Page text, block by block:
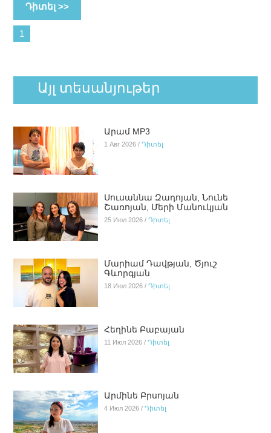
Դիտել >>
1
Այլ տեսանյութեր
Արամ MP3
1 Авг 2026 /Դիտել
Սուսաննա Զադոյան, Նունե
Շառոյան, Մերի Մանուկյան
25 Июл 2026 /Դիտել
Մարիամ Դավթյան, Ծյուշ
Գևորգյան
18 Июл 2026 /Դիտել
Հեղինե Բաբայան
11 Июл 2026 /Դիտել
Արմինե Բրսոյան
4 Июл 2026 /Դիտել